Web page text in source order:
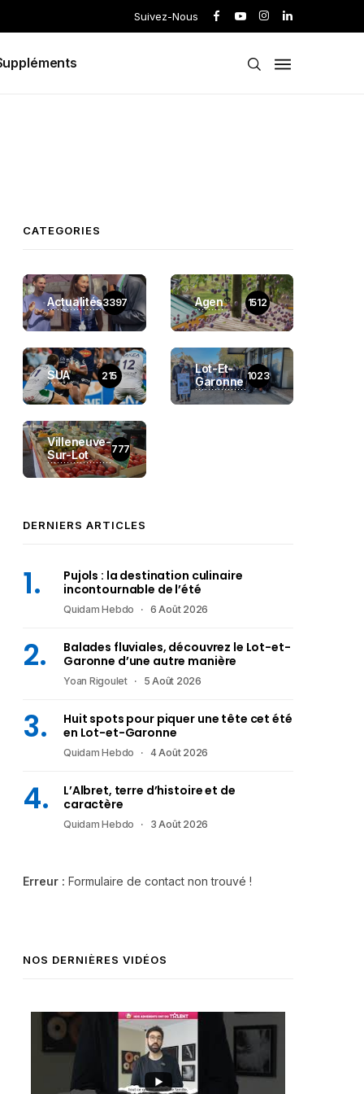
Suivez-Nous
CATEGORIES
Actualités3397 Agen 1512
SUA 215
Lot-Et-
Garonne 1023
Villeneuve-
Sur-Lot
777
DERNIERS ARTICLES
Pujols : la destination culinaire
incontournable de l’été
Quidam Hebdo 6 Août 2026
Balades fluviales, découvrez le Lot-et-
Garonne d’une autre manière
Yoan Rigoulet 5 Août 2026
Huit spots pour piquer une tête cet été
en Lot-et-Garonne
Quidam Hebdo 4 Août 2026
L’Albret, terre d’histoire et de
caractère
Quidam Hebdo 3 Août 2026
Erreur : Formulaire de contact non trouvé !
NOS DERNIÈRES VIDÉOS